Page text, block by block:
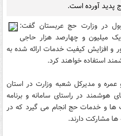
آورده است.
در وزارت حج عربستان گفت:
میلیون و چهارصد هزار حاجی
و افزایش کیفیت خدمات ارائه شده به
استفاده خواهند کرد.
عمره و مدیرکل شعبه وزارت در استان
در راستای سامانه و برنامه
ها و خدمات حج انجام می گیرد که در
مشارکت دارند.